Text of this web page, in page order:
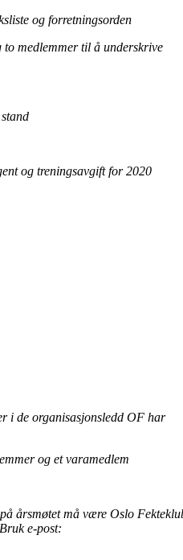
og forretningsorden
medlemmer til å underskrive
og treningsavgift for 2020
i de organisasjonsledd OF har
og et varamedlem
årsmøtet må være Oslo
e-post: